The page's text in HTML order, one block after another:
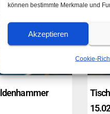
können bestimmte Merkmale und
Akzeptieren
Cookie-